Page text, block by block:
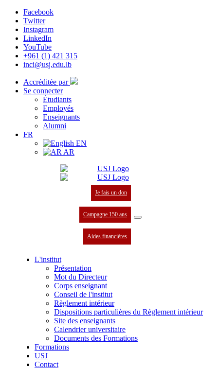
Facebook
Twitter
Instagram
LinkedIn
YouTube
+961 (1) 421 315
inci@usj.edu.lb
Accréditée par
Se connecter
Étudiants
Employés
Enseignants
Alumni
FR
EN
AR
Je fais un don
Campagne 150 ans
Aides financières
L'institut
Présentation
Mot du Directeur
Corps enseignant
Conseil de l'institut
Règlement intérieur
Dispositions particulières du Règlement intérieur
Site des enseignants
Calendrier universitaire
Documents des Formations
Formations
USJ
Contact